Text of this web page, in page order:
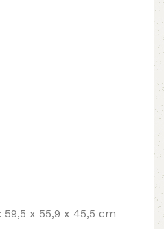
x 55,9 x 45,5 cm